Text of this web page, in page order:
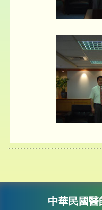
中華民國